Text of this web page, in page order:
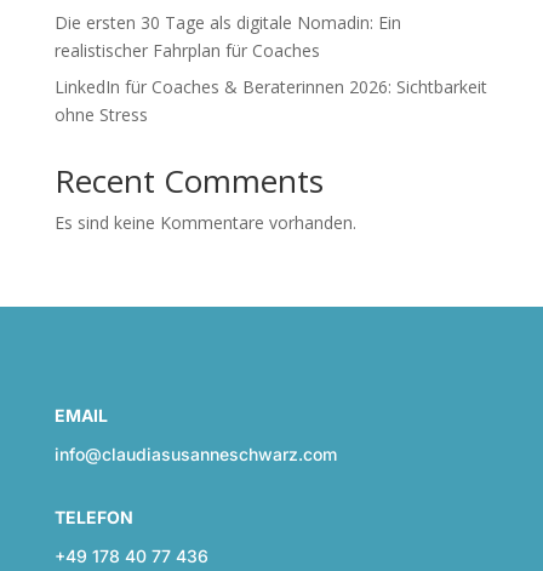
Die ersten 30 Tage als digitale Nomadin: Ein
realistischer Fahrplan für Coaches
LinkedIn für Coaches & Beraterinnen 2026: Sichtbarkeit
ohne Stress
Recent Comments
Es sind keine Kommentare vorhanden.
EMAIL
info@claudiasusanneschwarz.com
TELEFON
+49 178 40 77 436